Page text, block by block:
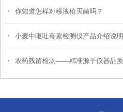
你知道怎样对移液枪灭菌吗？
小麦中呕吐毒素检测仪产品介绍说明